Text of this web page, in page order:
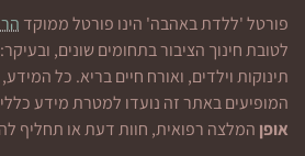
פורטל 'ללדת באהבה' הינו פורטל ממוקד
לטובת חינוך הציבור בתחומים שונים,
תינוקות וילדים, ואורח חיים בריא. כל
המופיעים באתר זה נועדו למטרת מידע כללי
אופן המלצה רפואית, חוות דעת או תחליף